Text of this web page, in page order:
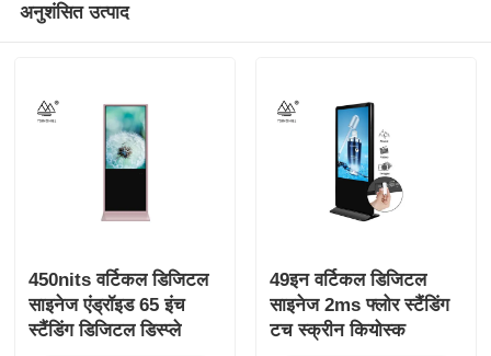
अनुशंसित उत्पाद
450nits वर्टिकल डिजिटल
साइनेज एंड्रॉइड 65 इंच
स्टैंडिंग डिजिटल डिस्प्ले
49इन वर्टिकल डिजिटल
साइनेज 2ms फ्लोर स्टैंडिंग
टच स्क्रीन कियोस्क